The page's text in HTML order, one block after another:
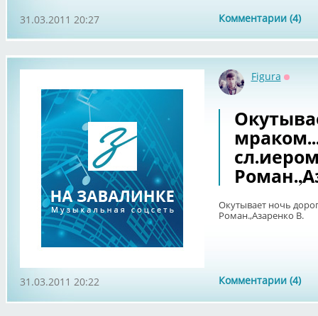
Комментарии (4)
31.03.2011 20:27
Figura
Окутывает ночь
Роман.,Азаренко В.
Комментарии (4)
31.03.2011 20:22